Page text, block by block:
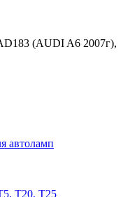
(AUDI A6 2007г),
автоламп
T20, T25